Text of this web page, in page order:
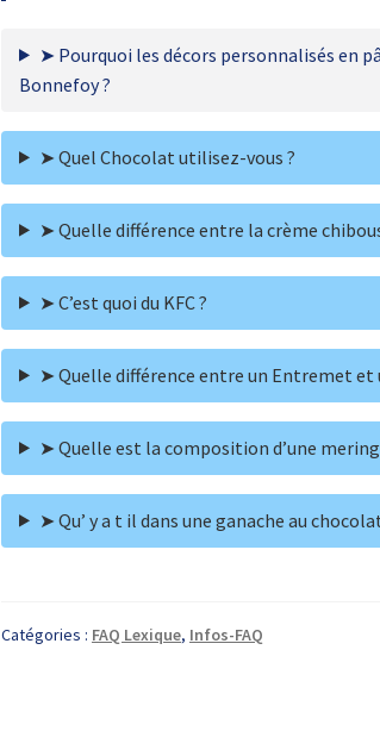
➤ Pourquoi les décors personnalisés en
Bonnefoy ?
➤ Quel Chocolat utilisez-vous ?
➤ Quelle différence entre la crème
➤ C’est quoi du KFC ?
➤ Quelle différence entre un Entremet et
➤ Quelle est la composition d’une
➤ Qu’ y a t il dans une ganache au
Catégories : FAQ Lexique, Infos-FAQ